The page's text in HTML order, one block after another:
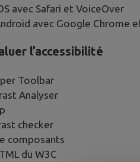
avec Safari et VoiceOver
avec Google Chrome
l’accessibilité
Toolbar
Analyser
checker
composants
du W3C